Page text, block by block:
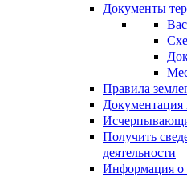
Документы
Правила
Документация
Получить
деятельности
Информация о